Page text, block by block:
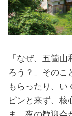
「なぜ、五箇
ろう？」そのこ
もらったり、い
ピンと来ず、核